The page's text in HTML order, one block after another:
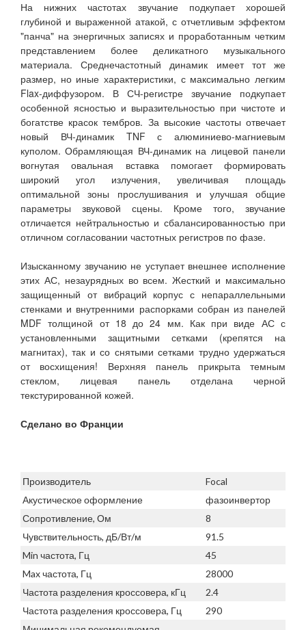
На нижних частотах звучание подкупает хорошей
глубиной и выраженной атакой, с отчетливым эффектом
"панча" на энергичных записях и проработанным четким
представлением более деликатного музыкального
материала. Среднечастотный динамик имеет тот же
размер, но иные характеристики, с максимально легким
Flax-диффузором. В СЧ-регистре звучание подкупает
особенной ясностью и выразительностью при чистоте и
богатстве красок тембров. За высокие частоты отвечает
новый ВЧ-динамик TNF с алюминиево-магниевым
куполом. Обрамляющая ВЧ-динамик на лицевой панели
вогнутая овальная вставка помогает формировать
широкий угол излучения, увеличивая площадь
оптимальной зоны прослушивания и улучшая общие
параметры звуковой сцены. Кроме того, звучание
отличается нейтральностью и сбалансированностью при
отличном согласовании частотных регистров по фазе.
Изысканному звучанию не уступает внешнее исполнение
этих АС, незаурядных во всем. Жесткий и максимально
защищенный от вибраций корпус с непараллельными
стенками и внутренними распорками собран из панелей
MDF толщиной от 18 до 24 мм. Как при виде АС с
установленными защитными сетками (крепятся на
магнитах), так и со снятыми сетками трудно удержаться
от восхищения! Верхняя панель прикрыта темным
стеклом, лицевая панель отделана черной
текстурированной кожей.
Сделано во Франции
Производитель
Focal
Акустическое оформление
фазоинвертор
Сопротивление, Ом
8
Чувствительность, дБ/Вт/м
91.5
Min частота, Гц
45
Max частота, Гц
28000
Частота разделения кроссовера, кГц
2.4
Частота разделения кроссовера, Гц
290